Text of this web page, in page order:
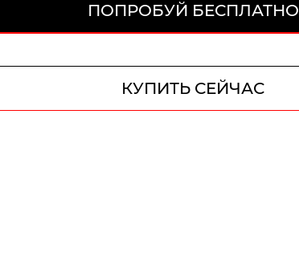
ПОПРОБУЙ БЕСПЛАТНО
КУПИТЬ СЕЙЧАС